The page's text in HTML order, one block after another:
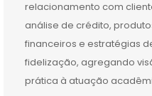
relacionamento com
análise de crédito,
financeiros e estratégias
fidelização, agregando
prática à atuação